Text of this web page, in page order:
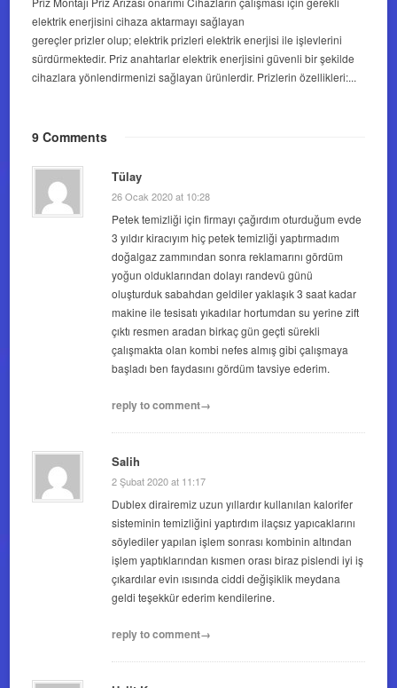
elektrik enerjisini cihaza aktarmayı sağlayan
gereçler prizler olup; elektrik prizleri elektrik enerjisi ile işlevlerini
sürdürmektedir. Priz anahtarlar elektrik enerjisini güvenli bir şekilde
cihazlara yönlendirmenizi sağlayan ürünlerdir. Prizlerin özellikleri:...
9 Comments
Tülay
26 Ocak 2020 at 10:28
Petek temizliği için firmayı çağırdım oturduğum evde
3 yıldır kiracıyım hiç petek temizliği yaptırmadım
doğalgaz zammından sonra reklamarını gördüm
yoğun olduklarından dolayı randevü günü
oluşturduk sabahdan geldiler yaklaşık 3 saat kadar
makine ile tesisatı yıkadılar hortumdan su yerine zift
çıktı resmen aradan birkaç gün geçti sürekli
çalışmakta olan kombi nefes almış gibi çalışmaya
başladı ben faydasını gördüm tavsiye ederim.
reply to comment→
Salih
2 Şubat 2020 at 11:17
Dublex dirairemiz uzun yıllardır kullanılan kalorifer
sisteminin temizliğini yaptırdım ilaçsız yapıcaklarını
söylediler yapılan işlem sonrası kombinin altından
işlem yaptıklarından kısmen orası biraz pislendi iyi iş
çıkardılar evin ısısında ciddi değişiklik meydana
geldi teşekkür ederim kendilerine.
reply to comment→